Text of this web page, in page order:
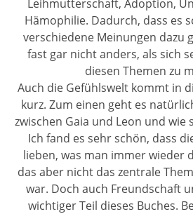
Leihmutterschaft, Adoption,
Hämophilie. Dadurch, dass es
verschiedene Meinungen dazu
fast gar nicht anders, als sich
diesen Themen zu
Auch die Gefühlswelt kommt in
kurz. Zum einen geht es
zwischen Gaia und Leon und wie
Ich fand es sehr schön, dass
lieben, was man immer wieder
das aber nicht das zentrale
war. Doch auch Freundschaft
wichtiger Teil dieses Buches.